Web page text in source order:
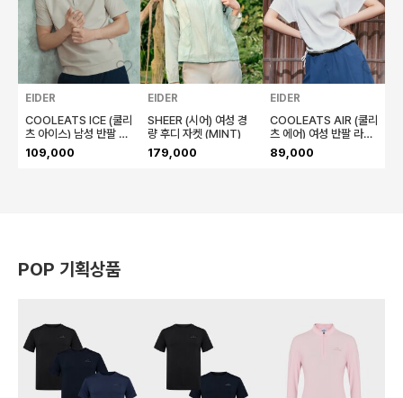
좋아요
EIDER
COOLEATS ICE (쿨리
츠 아이스) 남성 반팔 폴
로 티셔츠 (L/Beige)
109,000
좋아요
EIDER
SHEER (시어) 여성 경
량 후디 자켓 (MINT)
179,000
EIDER
COOLEATS AIR (쿨리
츠 에어) 여성 반팔 라운
드 티셔츠 (Cream)
89,000
POP 기획상품